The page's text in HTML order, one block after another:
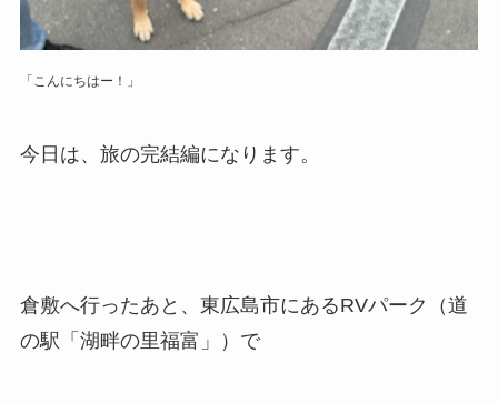
「こんにちはー！」
今日は、旅の完結編になります。
倉敷へ行ったあと、東広島市にあるRVパーク（道
の駅「湖畔の里福富」）で